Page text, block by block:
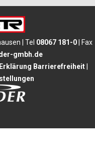
| Tel 08067 181-0 | Fax
gmbh.de
Erklärung Barrierefreiheit